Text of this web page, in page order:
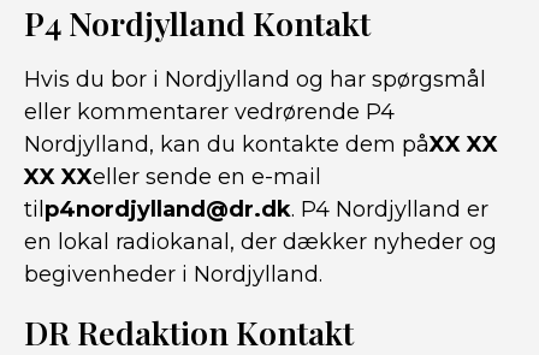
P4 Nordjylland Kontakt
Hvis du bor i Nordjylland og har spørgsmål
eller kommentarer vedrørende P4
Nordjylland, kan du kontakte dem påXX XX
XX XXeller sende en e-mail
til p4nordjylland@dr.dk. P4 Nordjylland er
en lokal radiokanal, der dækker nyheder og
begivenheder i Nordjylland.
DR Redaktion Kontakt